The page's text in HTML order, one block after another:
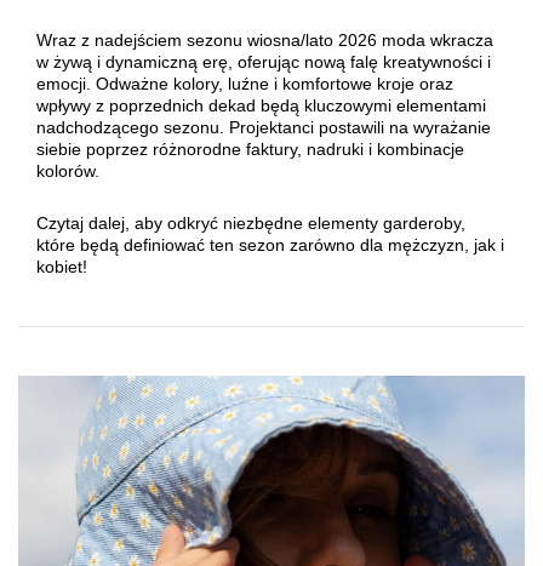
Wraz z nadejściem sezonu wiosna/lato 2026 moda wkracza
w żywą i dynamiczną erę, oferując nową falę kreatywności i
emocji. Odważne kolory, luźne i komfortowe kroje oraz
wpływy z poprzednich dekad będą kluczowymi elementami
nadchodzącego sezonu. Projektanci postawili na wyrażanie
siebie poprzez różnorodne faktury, nadruki i kombinacje
kolorów.
Czytaj dalej, aby odkryć niezbędne elementy garderoby,
które będą definiować ten sezon zarówno dla mężczyzn, jak i
kobiet!